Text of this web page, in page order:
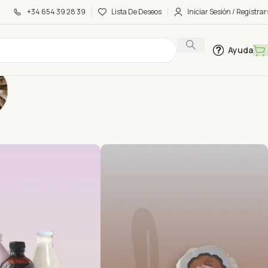
+34 654 39 28 39 Lista De Deseos Iniciar Sesión /
Ayuda
frescas en tu
con mucho